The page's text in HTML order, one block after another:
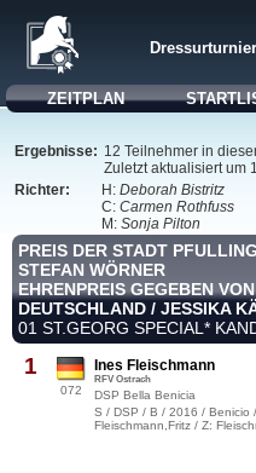
ZEITPLAN
Ergebnisse: 12 Teilnehmer in
Zuletzt aktualisiert um
Richter:
H: Deborah Bistritz
C: Carmen Rothfuss
M: Sonja Pilton
PREIS DER STADT
STEFAN WÖRNER
EHRENPREIS GEGEBEN
DEUTSCHLAND / JESSIKA
01 ST.GEORG SPECIAL*
1
072
Ines Fleischmann
RFV Ostrach
DSP Bella Benicia
S / DSP / B / 2016 / Benicio
Fleischmann,Fritz / Z: